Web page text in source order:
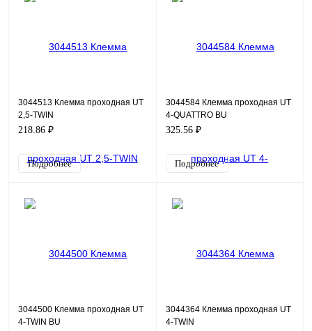
3044513 Клемма проходная UT
2,5-TWIN
218.86 ₽
Подробнее
3044584 Клемма проходная UT
4-QUATTRO BU
325.56 ₽
Подробнее
3044500 Клемма проходная UT
4-TWIN BU
3044364 Клемма проходная UT
4-TWIN